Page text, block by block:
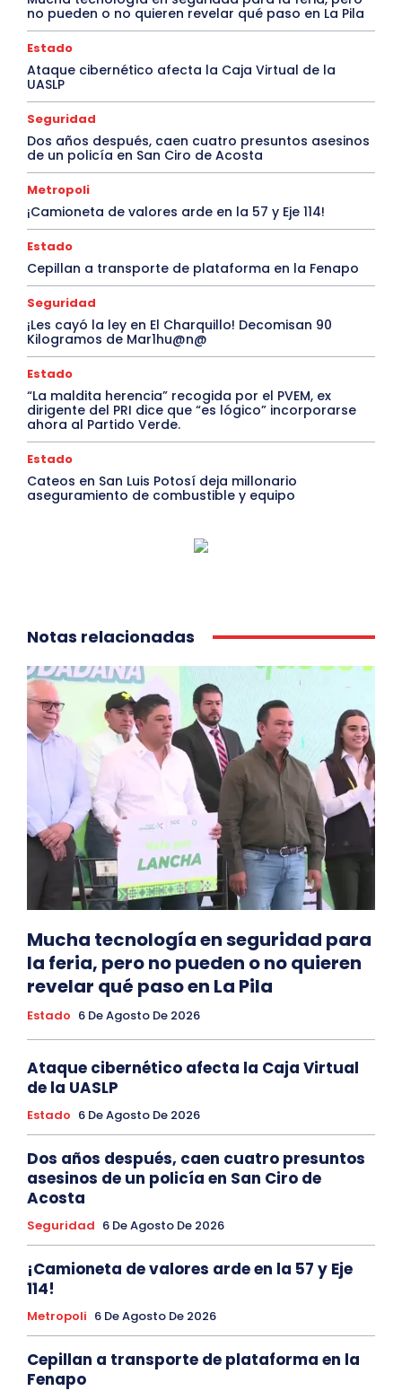
no pueden o no quieren revelar qué paso en La Pila
Estado
Ataque cibernético afecta la Caja Virtual de la
UASLP
Seguridad
Dos años después, caen cuatro presuntos asesinos
de un policía en San Ciro de Acosta
Metropoli
¡Camioneta de valores arde en la 57 y Eje 114!
Estado
Cepillan a transporte de plataforma en la Fenapo
Seguridad
¡Les cayó la ley en El Charquillo! Decomisan 90
Kilogramos de Mar1hu@n@
Estado
“La maldita herencia” recogida por el PVEM, ex
dirigente del PRI dice que “es lógico” incorporarse
ahora al Partido Verde.
Estado
Cateos en San Luis Potosí deja millonario
aseguramiento de combustible y equipo
Notas relacionadas
Mucha tecnología en seguridad para
la feria, pero no pueden o no quieren
revelar qué paso en La Pila
Estado 6 De Agosto De 2026
Ataque cibernético afecta la Caja Virtual
de la UASLP
Estado 6 De Agosto De 2026
Dos años después, caen cuatro presuntos
asesinos de un policía en San Ciro de
Acosta
Seguridad 6 De Agosto De 2026
¡Camioneta de valores arde en la 57 y Eje
114!
Metropoli 6 De Agosto De 2026
Cepillan a transporte de plataforma en la
Fenapo